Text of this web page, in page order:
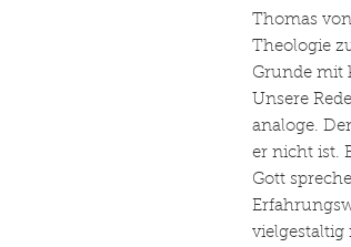
Thomas
Theologie
Grunde mit
Unsere
analoge.
er nicht ist.
Gott
vielgestaltig